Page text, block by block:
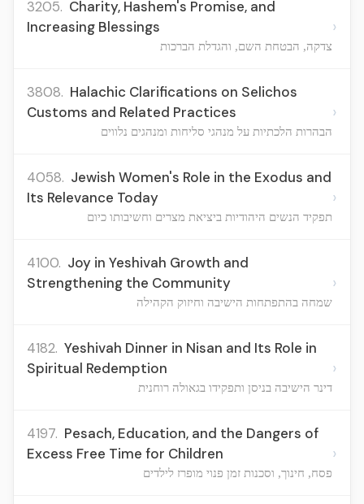
3205. Charity, Hashem's Promise, and
Increasing Blessings
צדקה, הבטחת השם, והגדלת הברכות
›
3808. Halachic Clarifications on Selichos
Customs and Related Practices
הבהרות הלכתיות על מנהגי סליחות ומנהגים נלווים
›
4058. Jewish Women's Role in the Exodus and
Its Relevance Today
תפקיד הנשים היהודיות ביציאת מצרים וחשיבותו כיום
›
4100. Joy in Yeshivah Growth and
Strengthening the Community
שמחה בהתפתחות הישיבה וחיזוק הקהילה
›
4182. Yeshivah Dinner in Nisan and Its Role in
Spiritual Redemption
דינר הישיבה בניסן ותפקידו בגאולה רוחנית
›
4197. Pesach, Education, and the Dangers of
Excess Free Time for Children
פסח, חינוך, וסכנות זמן פנוי מופרז לילדים
›